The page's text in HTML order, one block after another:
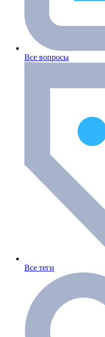
Все вопросы
Все теги